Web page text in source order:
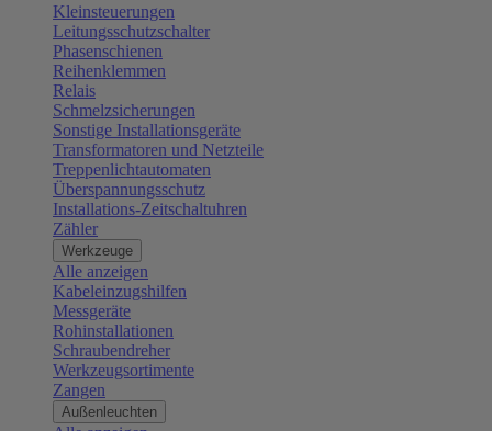
Kleinsteuerungen
Leitungsschutzschalter
Phasenschienen
Reihenklemmen
Relais
Schmelzsicherungen
Sonstige Installationsgeräte
Transformatoren und Netzteile
Treppenlichtautomaten
Überspannungsschutz
Installations-Zeitschaltuhren
Zähler
Werkzeuge
Alle anzeigen
Kabeleinzugshilfen
Messgeräte
Rohinstallationen
Schraubendreher
Werkzeugsortimente
Zangen
Außenleuchten